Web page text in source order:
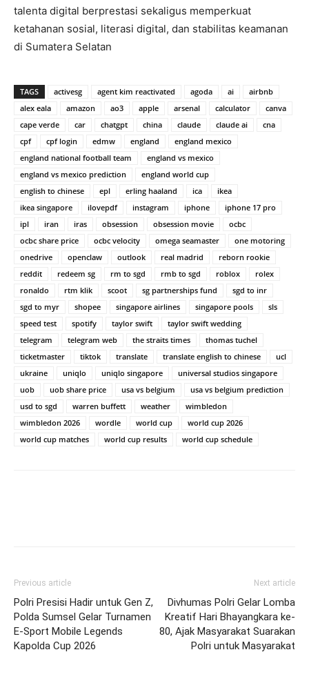
talenta digital berprestasi sekaligus memperkuat
ketahanan sosial, literasi digital, dan stabilitas keamanan
di Sumatera Selatan
TAGS activesg agent kim reactivated agoda ai
airbnb
alex eala
amazon ao3 apple arsenal calculator
canva
cape verde
car chatgpt china claude claude ai
cna
cpf
cpf login edmw england
england mexico
england national football team
england vs mexico
england vs mexico prediction
england world cup
english to chinese
epl erling haaland ica
ikea
ikea singapore
ilovepdf instagram iphone
iphone 17 pro
ipl
iran iras obsession obsession movie
ocbc
ocbc share price
ocbc velocity omega seamaster
one motoring
onedrive
openclaw outlook real madrid
reborn rookie
reddit
redeem sg rm to sgd rmb to sgd roblox
rolex
ronaldo
rtm klik scoot sg partnerships fund
sgd to inr
sgd to myr
shopee singapore airlines singapore pools
sls
speed test
spotify taylor swift
taylor swift wedding
telegram
telegram web the straits times
thomas tuchel
ticketmaster
tiktok translate translate english to chinese
ucl
ukraine
uniqlo uniqlo singapore
universal studios singapore
uob
uob share price usa vs belgium
usa vs belgium prediction
usd to sgd
warren buffett weather
wimbledon
wimbledon 2026
wordle world cup
world cup 2026
world cup matches
world cup results world cup schedule
Previous article
Polri Presisi Hadir untuk Gen Z,
Polda Sumsel Gelar Turnamen
E-Sport Mobile Legends
Kapolda Cup 2026
Next article
Divhumas Polri Gelar Lomba
Kreatif Hari Bhayangkara ke-
80, Ajak Masyarakat Suarakan
Polri untuk Masyarakat